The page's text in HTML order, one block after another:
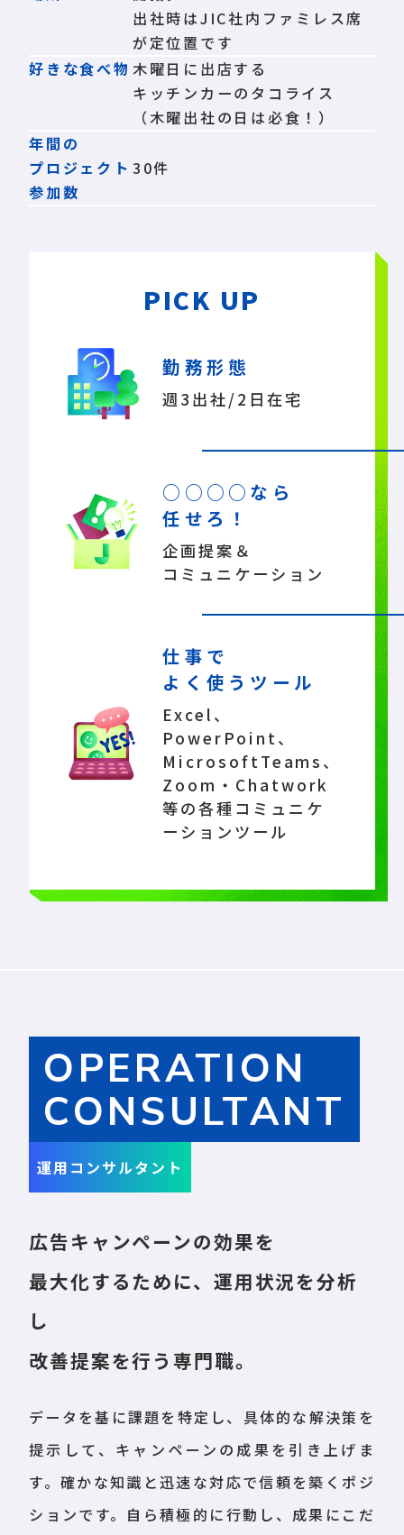
出社時はJIC社内ファミレス席
が定位置です
好きな食べ物 木曜日に出店する
キッチンカーのタコライス
（木曜出社の日は必食！）
年間の
プロジェクト
参加数
30件
PICK UP
勤務形態
週3出社/2日在宅
○○○○なら
任せろ！
企画提案＆
コミュニケーション
仕事で
よく使うツール
Excel、
PowerPoint、
MicrosoftTeams、
Zoom・Chatwork
等の各種コミュニケ
ーションツール
OPERATION
CONSULTANT
運用コンサルタント
広告キャンペーンの効果を
最大化するために、 運用状況を分析
し
改善提案を行う専門職。
データを基に課題を特定し、具体的な解決策を
提示して、キャンペーンの成果を引き上げま
す。確かな知識と迅速な対応で信頼を築くポジ
ションです。自ら積極的に行動し、成果にこだ